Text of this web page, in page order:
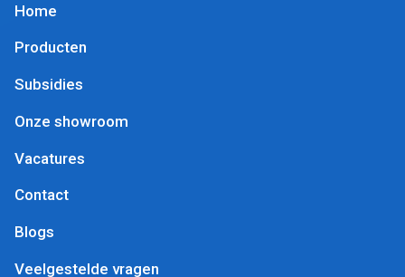
Home
Producten
Subsidies
Onze showroom
Vacatures
Contact
Blogs
Veelgestelde vragen